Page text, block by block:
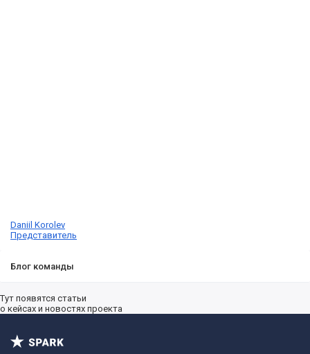
Daniil Korolev
Представитель
Блог команды
Тут появятся статьи
о кейсах и новостях проекта